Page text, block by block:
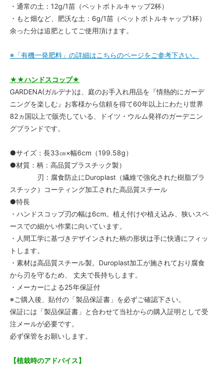
・通常の土：12g/1苗（ペットボトルキャップ2杯）
・もと畑など、肥沃な土：6g/1苗（ペットボトルキャップ1杯）
余った分は追肥としてご使用頂けます。
※「有機一発肥料」の詳細はこちらのページをご参考下さい。
★★ハンドスコップ★
GARDENA(ガルデナ)は、庭のお手入れ用品を『情熱的にガーデ
ニングを楽しむ』お客様から信頼を得て60年以上にわたり世界
82ヵ国以上で販売している、ドイツ・ウルム発祥のガーデニン
グブランドです。
●サイズ：長33㎝×幅6cm（199.58g）
●材質：柄：高品質プラスチック製）
刃：腐食防止にDuroplast（繊維で強化された樹脂プラ
スチック）コーティング加工された高品質スチール
●特長
・ハンドスコップ刃の幅は6cm。植え付けや植え込み、狭いスペ
ースでの細かい作業に向いています。
・人間工学に基づきデザインされた柄の形状は手に快適にフィッ
トします。
・素材は高品質スチール製。Duroplast加工が施されており腐食
から刃を守るため、 丈夫で長持ちします。
・メーカーによる25年保証付
※ご購入後、貼付の「製品保証書」を必ずご確認下さい。
保証には「製品保証書」と合わせて当社からの購入証明として受
注メールが必要です。
必ず保管をお願いします。
【植栽時のアドバイス】